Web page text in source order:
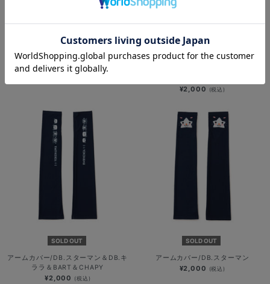
ドッグシャツ/野球未来創造
¥3,000 (税込)
¥2,000 (税込)
SOLD OUT
アームカバー/DB.スターマン＆DB.キ
ララ＆BART＆CHAPY
¥2,000 (税込)
SOLD OUT
アームカバー/DB.スターマン
¥2,000 (税込)